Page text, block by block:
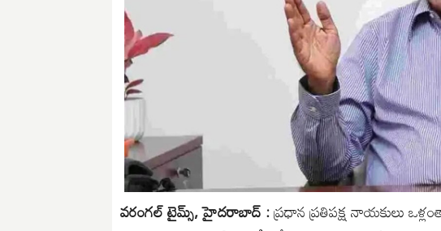
వరంగల్ టైమ్స్, హైదరాబాద్ :ప్రధాన ప్రతిపక్ష నాయకులు